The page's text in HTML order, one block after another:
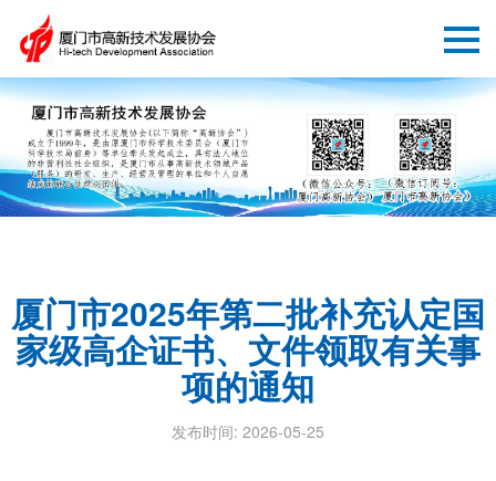
厦门市2025年第二批补充认定国
家级高企证书、文件领取有关事
项的通知
发布时间: 2026-05-25